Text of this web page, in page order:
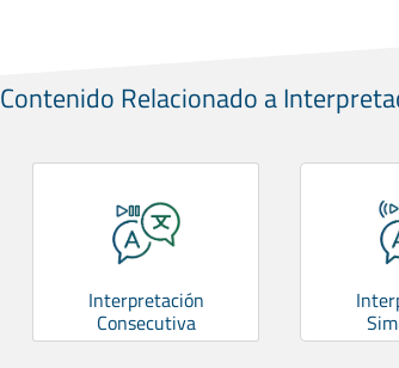
Contenido Relacionado a
Interpretación
Consecutiva